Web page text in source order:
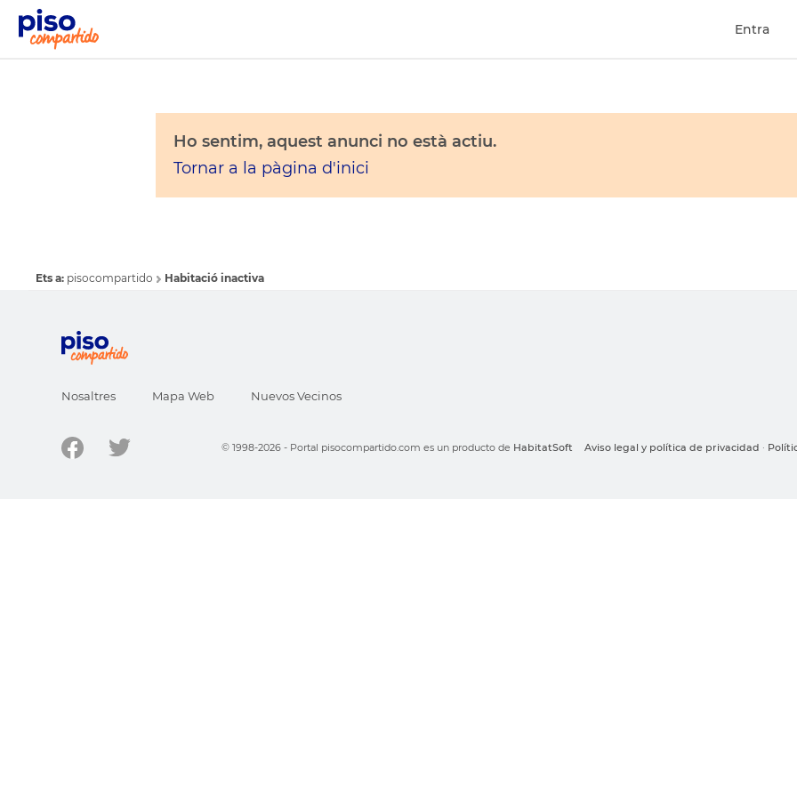
Entra
Ho sentim, aquest anunci no està actiu.
Tornar a la pàgina d'inici
Ets a: pisocompartido Habitació inactiva
Nosaltres Mapa Web Nuevos Vecinos
© 1998-2026 - Portal pisocompartido.com es un producto de HabitatSoft Aviso legal y política de privacidad ·